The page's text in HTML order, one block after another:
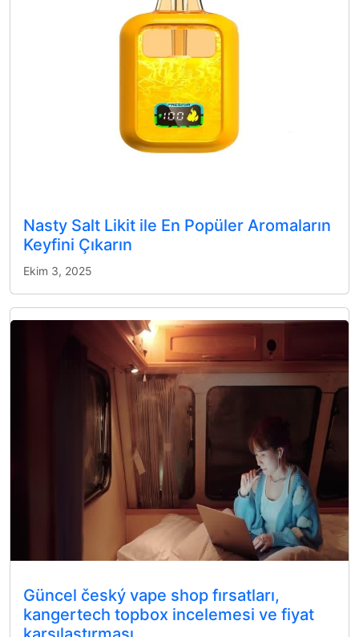
Nasty Salt Likit ile En Popüler Aromaların
Keyfini Çıkarın
Ekim 3, 2025
Güncel český vape shop fırsatları,
kangertech topbox incelemesi ve fiyat